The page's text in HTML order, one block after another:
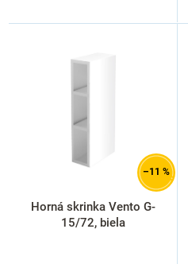
–11 %
Horná skrinka Vento G-
15/72, biela